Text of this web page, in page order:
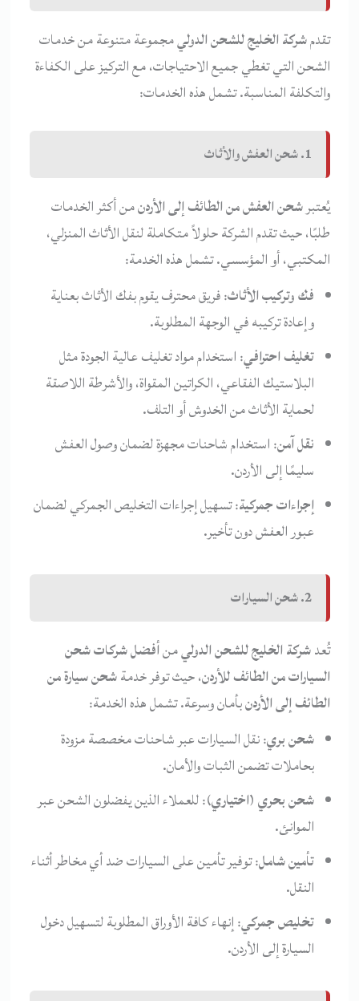
تقدمشركة الخليج للشحن الدوليمجموعة متنوعة من خدمات
الشحن التي تغطي جميع الاحتياجات، مع التركيز على الكفاءة
والتكلفة المناسبة. تشمل هذه الخدمات:
1. شحن العفش والأثاث
يُعتبرشحن العفش من الطائف إلى الأردنمن أكثر الخدمات
طلبًا، حيث تقدم الشركة حلولاً متكاملة لنقل الأثاث المنزلي،
المكتبي، أو المؤسسي. تشمل هذه الخدمة:
فك وتركيب الأثاث: فريق محترف يقوم بفك الأثاث بعناية
وإعادة تركيبه في الوجهة المطلوبة.
تغليف احترافي: استخدام مواد تغليف عالية الجودة مثل
البلاستيك الفقاعي، الكراتين المقواة، والأشرطة اللاصقة
لحماية الأثاث من الخدوش أو التلف.
نقل آمن: استخدام شاحنات مجهزة لضمان وصول العفش
سليمًا إلى الأردن.
إجراءات جمركية: تسهيل إجراءات التخليص الجمركي لضمان
عبور العفش دون تأخير.
2. شحن السيارات
تُعدشركة الخليج للشحن الدوليمنأفضل شركات شحن
السيارات من الطائف للأردن، حيث توفر خدمةشحن سيارة من
الطائف إلى الأردنبأمان وسرعة. تشمل هذه الخدمة:
شحن بري: نقل السيارات عبر شاحنات مخصصة مزودة
بحاملات تضمن الثبات والأمان.
شحن بحري (اختياري): للعملاء الذين يفضلون الشحن عبر
الموانئ.
تأمين شامل: توفير تأمين على السيارات ضد أي مخاطر أثناء
النقل.
تخليص جمركي: إنهاء كافة الأوراق المطلوبة لتسهيل دخول
السيارة إلى الأردن.